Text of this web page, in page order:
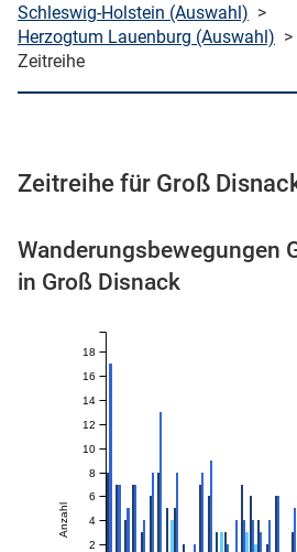
starten
Schleswig-Holstein (Auswahl) >
Herzogtum Lauenburg (Auswahl) >
Zeitreihe
Zeitreihe für Groß
Wanderungsbewegungen
in Groß Disnack
Anzahl
2
4
6
8
10
12
14
16
18